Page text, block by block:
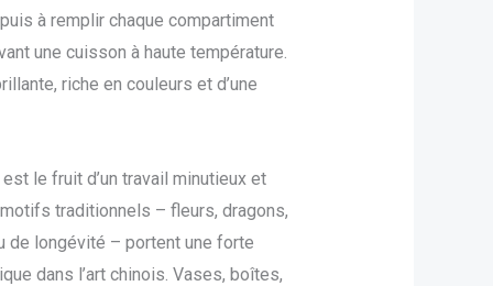
à remplir chaque compartiment
une cuisson à haute température.
riche en couleurs et d’une
le fruit d’un travail minutieux et
traditionnels – fleurs, dragons,
de longévité – portent une forte
dans l’art chinois. Vases, boîtes,